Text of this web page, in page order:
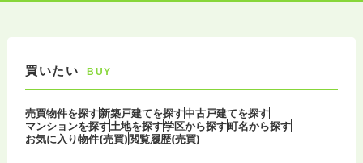
買いたい BUY
売買物件を探す新築戸建てを探す中古戸建てを探す
マンションを探す土地を探す学区から探す町名から探す
お気に入り物件(売買)閲覧履歴(売買)